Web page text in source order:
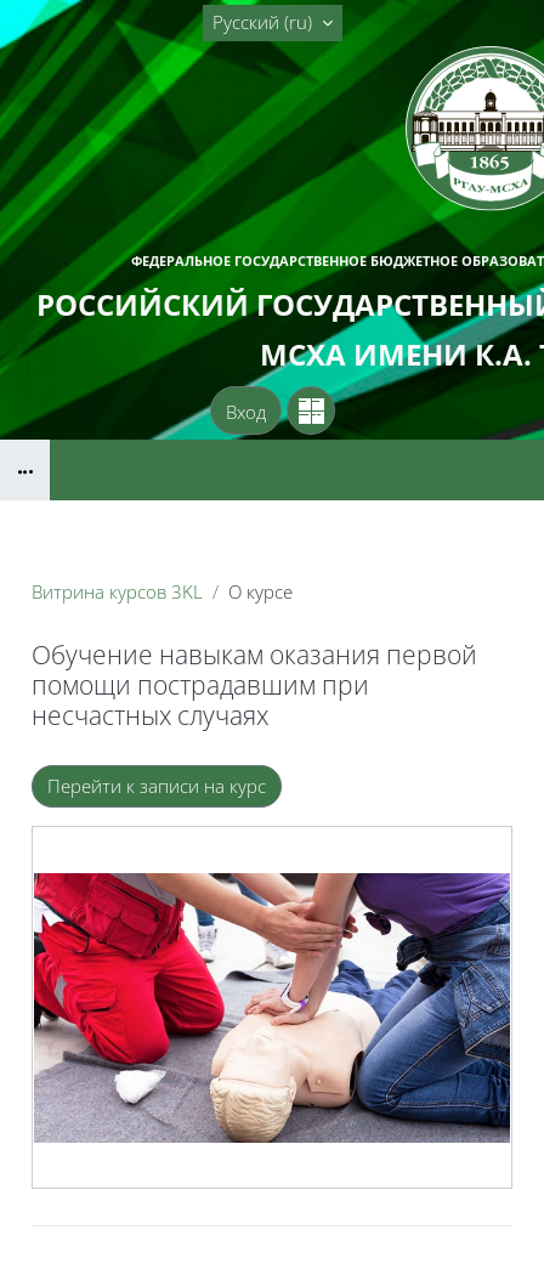
Перейти к основному содержанию
ФЕДЕРАЛЬНОЕ ГОСУДАРСТВЕННОЕ БЮДЖЕТНОЕ
РОССИЙСКИЙ
МСХА ИМЕНИ К.А.
Русский ‎(ru)‎
Вход
Витрина курсов 3KL О курсе
Обучение навыкам оказания первой
помощи пострадавшим при
несчастных случаях
Блоки
Перейти к записи на курс